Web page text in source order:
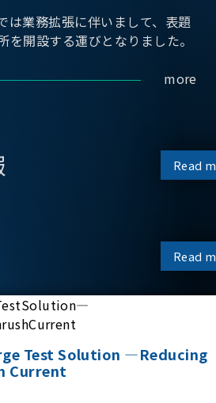
は業務拡張に伴いまして、表題
を開設する運びとなりました。
more
Read
Read
Test Solution —Reducing
Current